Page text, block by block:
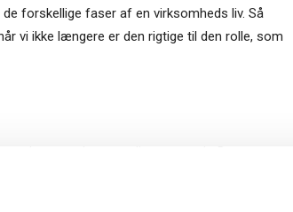
forskellige faser af en virksomheds liv. Så
vi ikke længere er den rigtige til den rolle, som
mennesker, som ligner os selv. Det gør
referencerammer osv. Men det er også farligt.
selv om de måske bruger mere tid på